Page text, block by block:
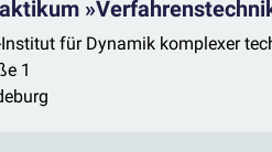
für Dynamik komplexer
1